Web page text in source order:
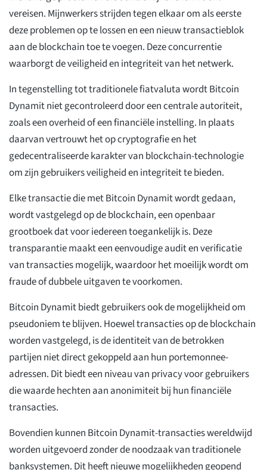
vereisen. Mijnwerkers strijden tegen elkaar om als eerste
deze problemen op te lossen en een nieuw transactieblok
aan de blockchain toe te voegen. Deze concurrentie
waarborgt de veiligheid en integriteit van het netwerk.
In tegenstelling tot traditionele fiatvaluta wordt Bitcoin
Dynamit niet gecontroleerd door een centrale autoriteit,
zoals een overheid of een financiële instelling. In plaats
daarvan vertrouwt het op cryptografie en het
gedecentraliseerde karakter van blockchain-technologie
om zijn gebruikers veiligheid en integriteit te bieden.
Elke transactie die met Bitcoin Dynamit wordt gedaan,
wordt vastgelegd op de blockchain, een openbaar
grootboek dat voor iedereen toegankelijk is. Deze
transparantie maakt een eenvoudige audit en verificatie
van transacties mogelijk, waardoor het moeilijk wordt om
fraude of dubbele uitgaven te voorkomen.
Bitcoin Dynamit biedt gebruikers ook de mogelijkheid om
pseudoniem te blijven. Hoewel transacties op de blockchain
worden vastgelegd, is de identiteit van de betrokken
partijen niet direct gekoppeld aan hun portemonnee-
adressen. Dit biedt een niveau van privacy voor gebruikers
die waarde hechten aan anonimiteit bij hun financiële
transacties.
Bovendien kunnen Bitcoin Dynamit-transacties wereldwijd
worden uitgevoerd zonder de noodzaak van traditionele
banksystemen. Dit heeft nieuwe mogelijkheden geopend